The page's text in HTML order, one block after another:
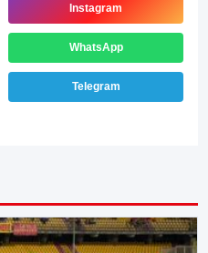
Instagram
WhatsApp
Telegram